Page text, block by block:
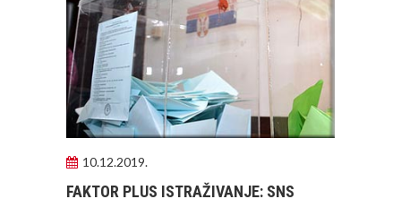
10.12.2019.
FAKTOR PLUS ISTRAŽIVANJE: SNS